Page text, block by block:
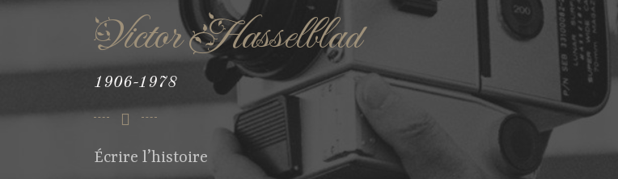
Victor Hasselblad
1906-1978
Écrire l’histoire